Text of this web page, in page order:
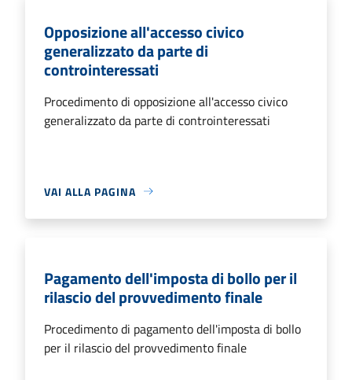
Opposizione all'accesso civico
generalizzato da parte di
controinteressati
Procedimento di opposizione all'accesso civico
generalizzato da parte di controinteressati
VAI ALLA PAGINA
Pagamento dell'imposta di bollo per il
rilascio del provvedimento finale
Procedimento di pagamento dell'imposta di bollo
per il rilascio del provvedimento finale